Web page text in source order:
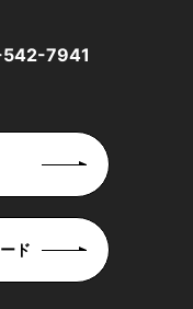
7941
ド